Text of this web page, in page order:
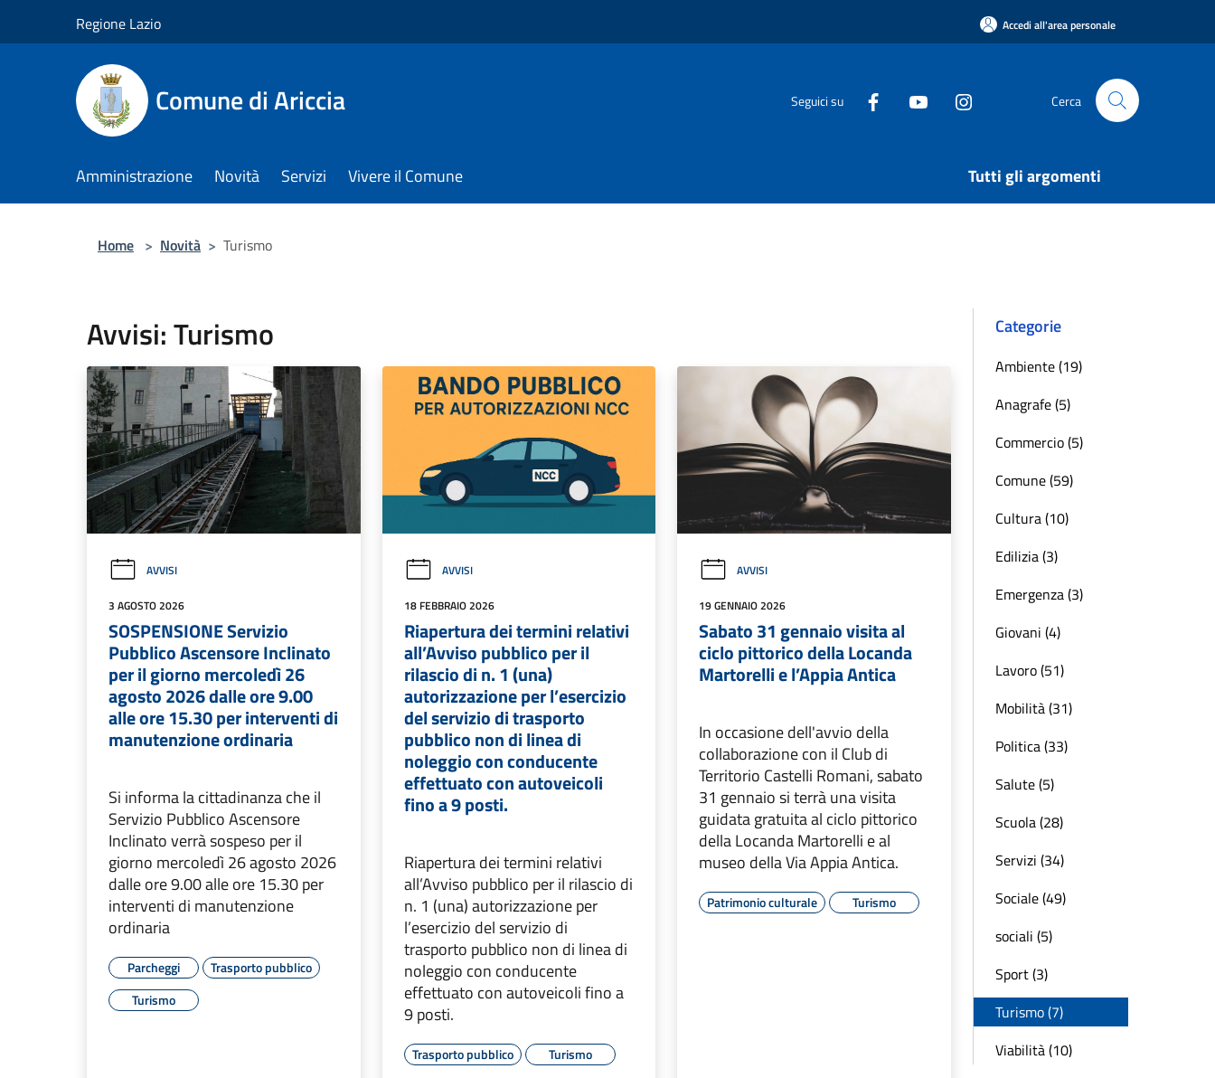
Regione Lazio Accedi all'area personale
Comune di Ariccia Seguici su Cerca
Amministrazione Novità Servizi Vivere il Comune Tutti gli argomenti
Home > Novità > Turismo
Avvisi: Turismo
AVVISI
3 AGOSTO 2026
SOSPENSIONE Servizio
Pubblico Ascensore Inclinato
per il giorno mercoledì 26
agosto 2026 dalle ore 9.00
alle ore 15.30 per interventi di
manutenzione ordinaria
Si informa la cittadinanza che il
Servizio Pubblico Ascensore
Inclinato verrà sospeso per il
giorno mercoledì 26 agosto 2026
dalle ore 9.00 alle ore 15.30 per
interventi di manutenzione
ordinaria
Parcheggi
Trasporto pubblico
Turismo
AVVISI
18 FEBBRAIO 2026
Riapertura dei termini relativi
all’Avviso pubblico per il
rilascio di n. 1 (una)
autorizzazione per l’esercizio
del servizio di trasporto
pubblico non di linea di
noleggio con conducente
effettuato con autoveicoli
fino a 9 posti.
Riapertura dei termini relativi
all’Avviso pubblico per il rilascio di
n. 1 (una) autorizzazione per
l’esercizio del servizio di
trasporto pubblico non di linea di
noleggio con conducente
effettuato con autoveicoli fino a
9 posti.
Trasporto pubblico Turismo
AVVISI
19 GENNAIO 2026
Sabato 31 gennaio visita al
ciclo pittorico della Locanda
Martorelli e l’Appia Antica
In occasione dell'avvio della
collaborazione con il Club di
Territorio Castelli Romani, sabato
31 gennaio si terrà una visita
guidata gratuita al ciclo pittorico
della Locanda Martorelli e al
museo della Via Appia Antica.
Patrimonio culturale Turismo
Categorie
Ambiente (19)
Anagrafe (5)
Commercio (5)
Comune (59)
Cultura (10)
Edilizia (3)
Emergenza (3)
Giovani (4)
Lavoro (51)
Mobilità (31)
Politica (33)
Salute (5)
Scuola (28)
Servizi (34)
Sociale (49)
sociali (5)
Sport (3)
Turismo (7)
Viabilità (10)